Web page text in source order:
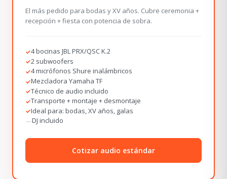
El más pedido para bodas y XV años. Cubre ceremonia +
recepción + fiesta con potencia de sobra.
✓4 bocinas JBL PRX/QSC K.2
✓2 subwoofers
✓4 micrófonos Shure inalámbricos
✓Mezcladora Yamaha TF
✓Técnico de audio incluido
✓Transporte + montaje + desmontaje
✓Ideal para: bodas, XV años, galas
—DJ incluido
Cotizar audio estándar